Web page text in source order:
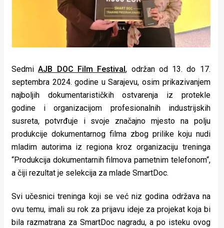
Život
u
pokretu
Ideje
koje
rade
Urban
Places
SedmiAJB DOC Film Festival, održan od 13. do 17.
septembra 2024. godine u Sarajevu, osim prikazivanjem
najboljih dokumentarističkih ostvarenja iz protekle
godine i organizacijom profesionalnih industrijskih
susreta, potvrđuje i svoje značajno mjesto na polju
produkcije dokumentarnog filma zbog prilike koju nudi
mladim autorima iz regiona kroz organizaciju treninga
“Produkcija dokumentarnih filmova pametnim telefonom“,
a čiji rezultat je selekcija za mlade SmartDoc.
Svi učesnici treninga koji se već niz godina održava na
ovu temu, imali su rok za prijavu ideje za projekat koja bi
bila razmatrana za SmartDoc nagradu, a po isteku ovog